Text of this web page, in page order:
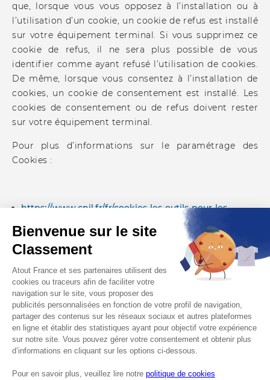
que, lorsque vous vous opposez à l’installation ou à
l’utilisation d’un cookie, un cookie de refus est installé
sur votre équipement terminal. Si vous supprimez ce
cookie de refus, il ne sera plus possible de vous
identifier comme ayant refusé l’utilisation de cookies.
De même, lorsque vous consentez à l’installation de
cookies, un cookie de consentement est installé. Les
cookies de consentement ou de refus doivent rester
sur votre équipement terminal.
Pour plus d’informations sur le paramétrage des
Cookies :
https://www.cnil.fr/fr/cookies-les-outils-pour-les-
www.youronlinechoices.eu
www.allaboutcookies.org